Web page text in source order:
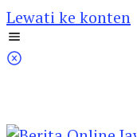
Lewati ke konten